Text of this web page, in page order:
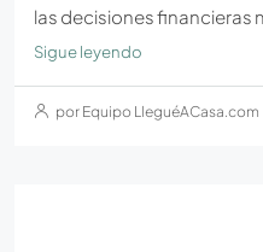
las decisiones financieras
Sigue leyendo
por Equipo LleguéACasa.com